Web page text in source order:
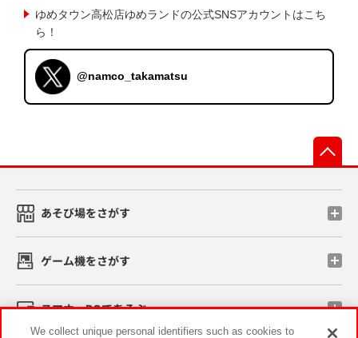
ゆめタウン高松店ゆめランドの公式SNSアカウントはこち
ら！
@namco_takamatsu
あそび場をさがす
ゲーム機をさがす
スマホ・PCであそぶ
We collect unique personal identifiers such as cookies to